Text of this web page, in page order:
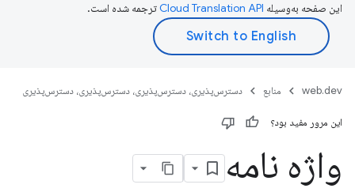
این صفحه به‌وسیله ترجمه شده است.
web.dev منابع دسترس‌پذیری، دسترس‌پذیری، دسترس‌پذیری، دسترس‌پذیری
این مرور مفید بود؟
واژه نامه